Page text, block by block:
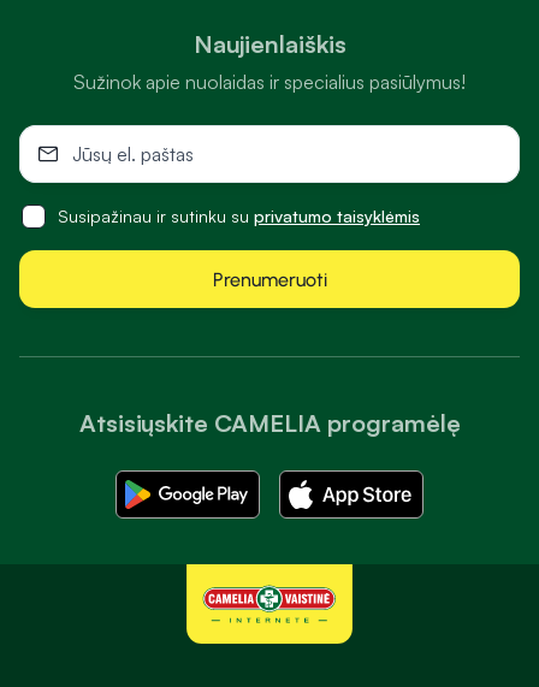
Atsisiųskite CAMELIA programėlę
Naujienlaiškis
Sužinok apie nuolaidas ir specialius pasiūlymus!
Susipažinau ir sutinku su privatumo taisyklėmis
Prenumeruoti